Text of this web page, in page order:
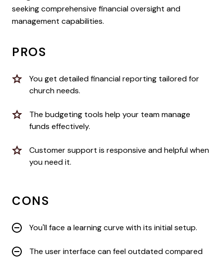
seeking comprehensive financial oversight and
management capabilities.
PROS
You get detailed financial reporting tailored for
church needs.
The budgeting tools help your team manage
funds effectively.
Customer support is responsive and helpful when
you need it.
CONS
You'll face a learning curve with its initial setup.
The user interface can feel outdated compared